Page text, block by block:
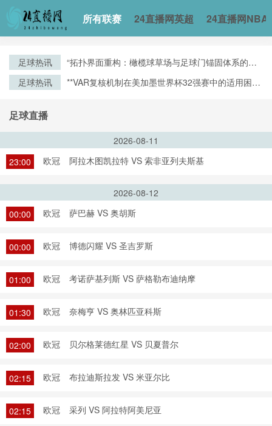
所有联赛 24直播网英超 24直播网NBA
足球热讯
“拓扑界面重构：橄榄球草场与足球门锚固体系的空
足球热讯
**VAR复核机制在美加墨世界杯32强赛中的适用困境
足球直播
2026-08-11
23:00
欧冠 阿拉木图凯拉特 VS 索非亚列夫斯基
2026-08-12
00:00
欧冠 萨巴赫 VS 奥胡斯
00:00 欧冠 博德闪耀 VS 圣吉罗斯
01:00 欧冠 考诺萨基列斯 VS 萨格勒布迪纳摩
01:30 欧冠 奈梅亨 VS 奥林匹亚科斯
02:00 欧冠 贝尔格莱德红星 VS 贝夏普尔
02:15 欧冠 布拉迪斯拉发 VS 米亚尔比
02:15 欧冠 采列 VS 阿拉特阿美尼亚